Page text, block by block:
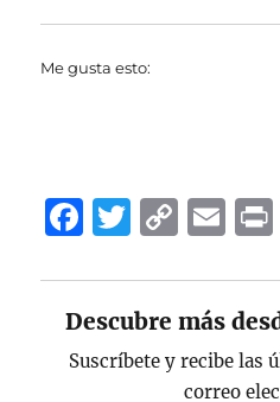
Me gusta esto:
F
c
e
b
T
it
te
r
C
p
y
Li
E
ai
l
Descubre más
Suscríbete y recibe las
correo